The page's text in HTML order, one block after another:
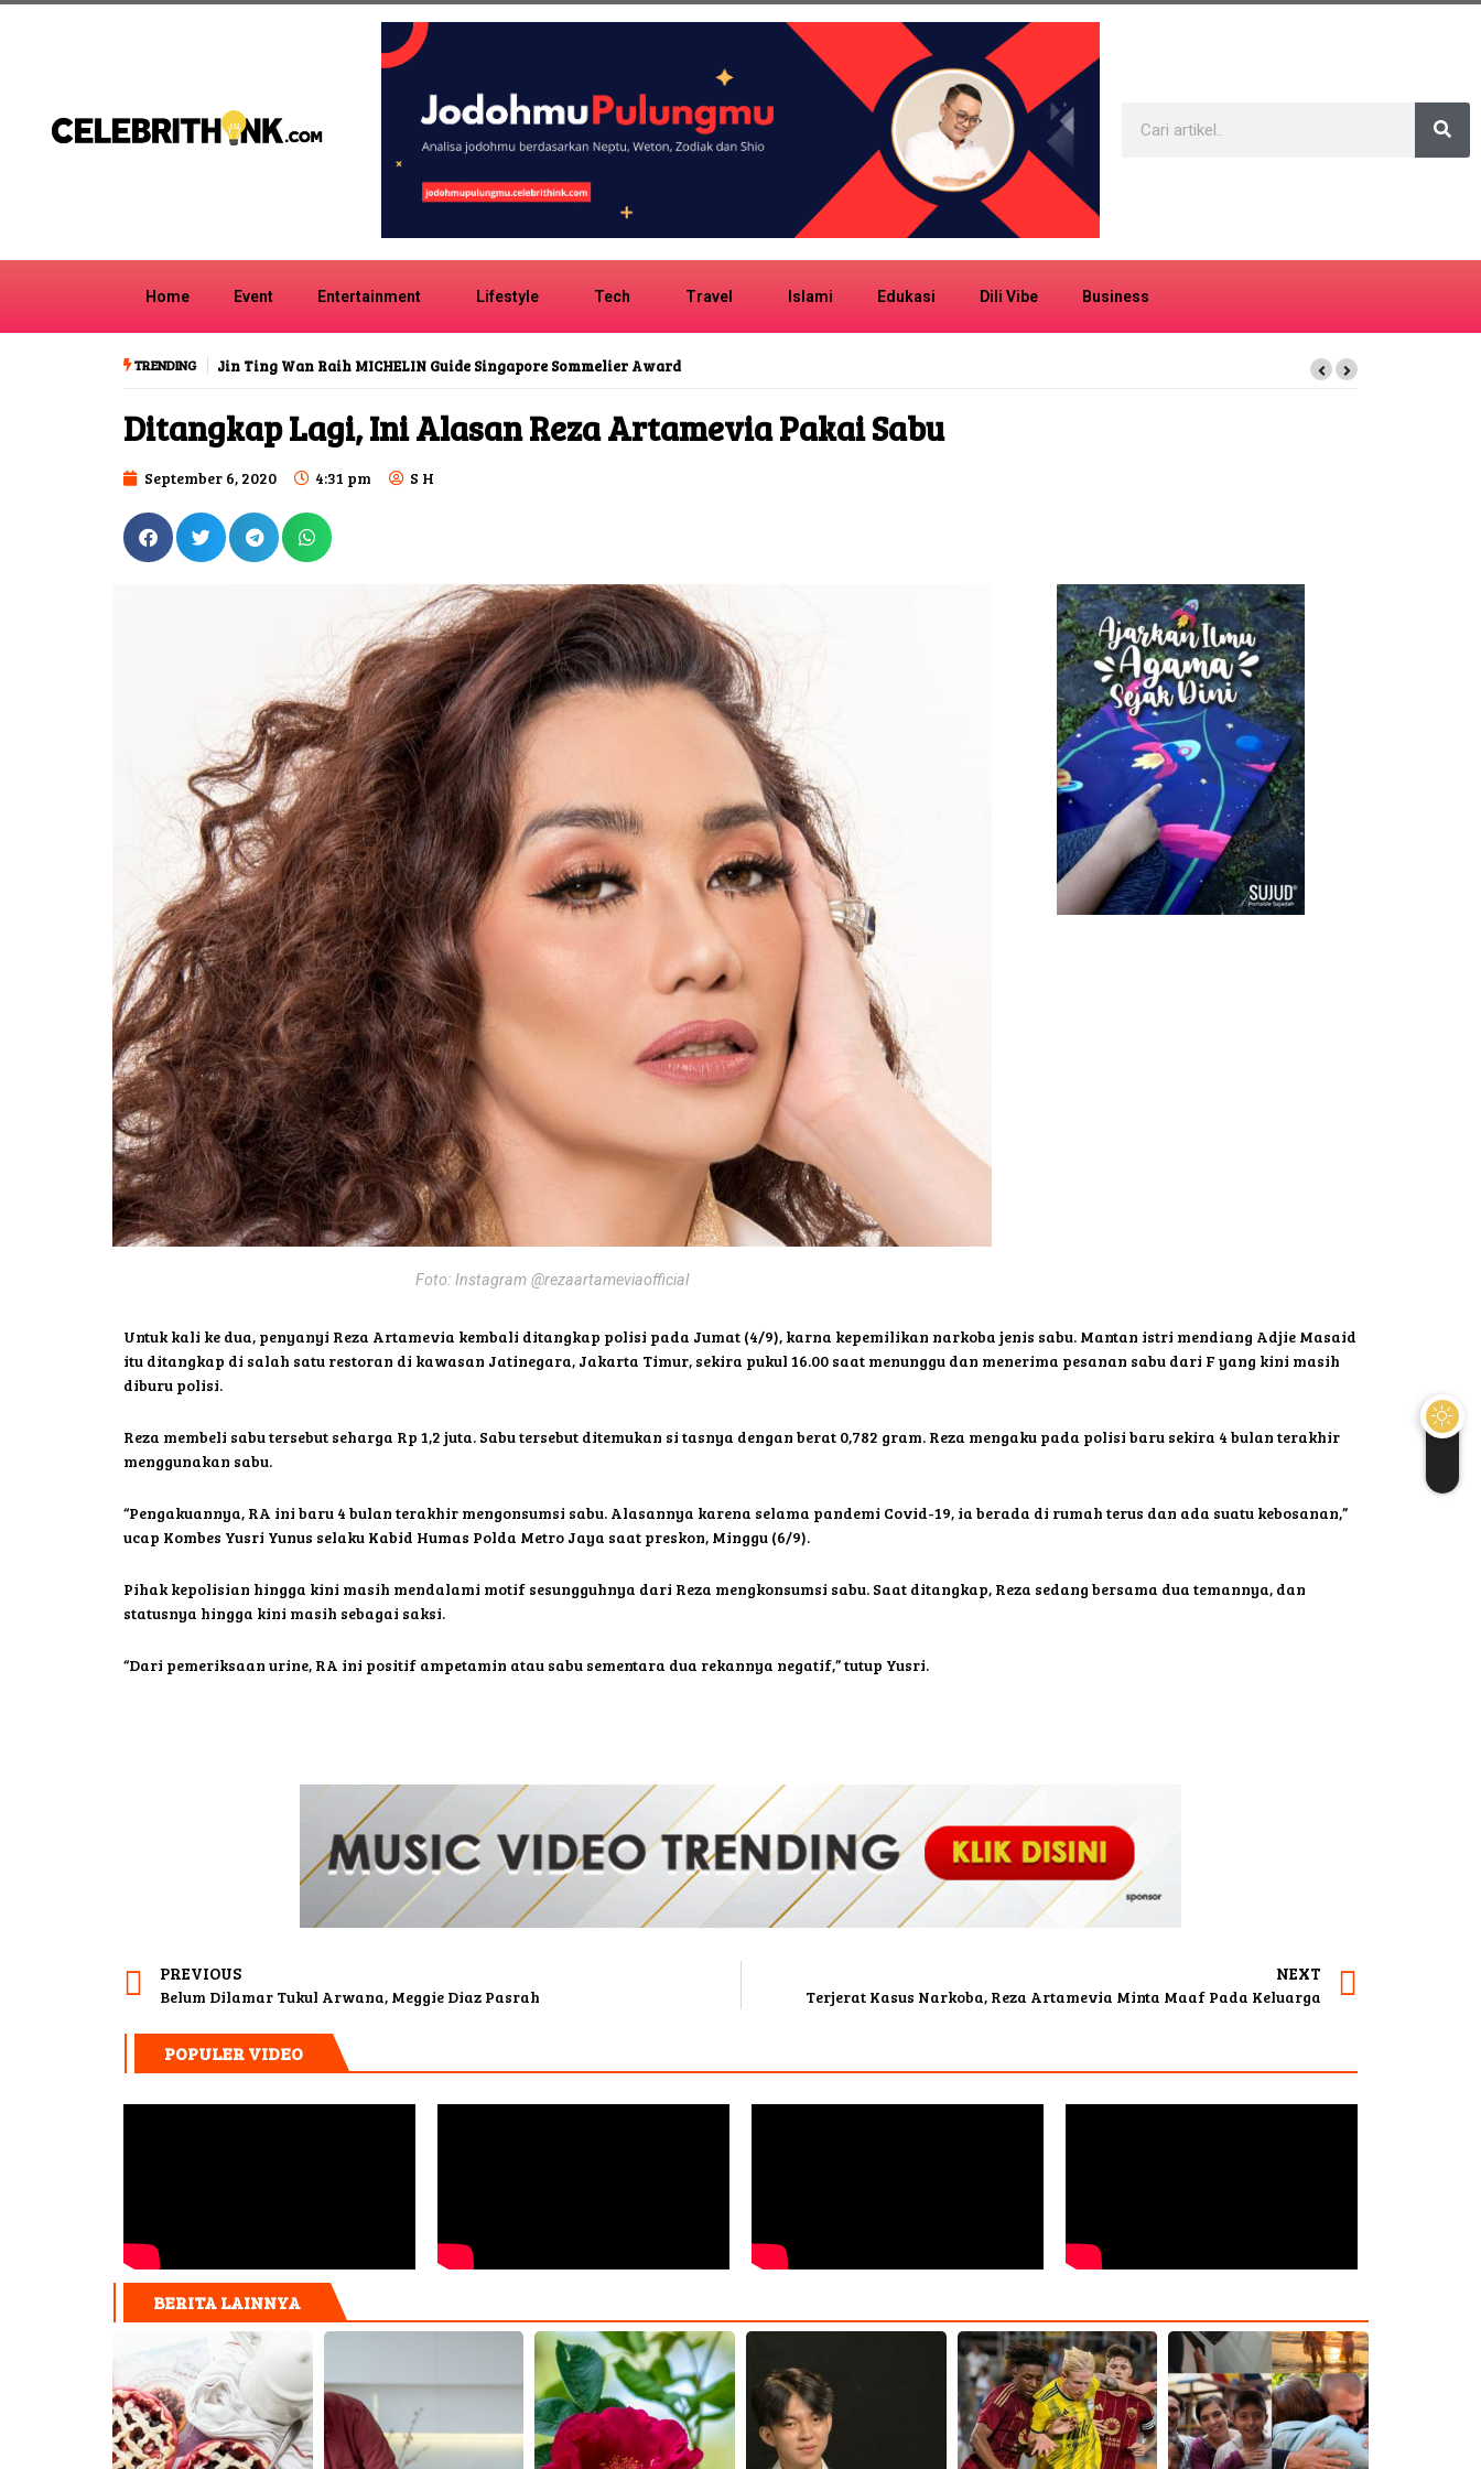
Home Event Entertainment Lifestyle Tech Travel Islami Edukasi Dili Vibe Business
TRENDING Jin Ting Wan Raih MICHELIN Guide Singapore Sommelier Award
Ditangkap Lagi, Ini Alasan Reza Artamevia Pakai Sabu
September 6, 2020 4:31 pm S H
Foto: Instagram @rezaartameviaofficial
Untuk kali ke dua, penyanyi Reza Artamevia kembali ditangkap polisi pada Jumat (4/9), karna kepemilikan narkoba jenis sabu. Mantan istri mendiang Adjie Masaid
itu ditangkap di salah satu restoran di kawasan Jatinegara, Jakarta Timur, sekira pukul 16.00 saat menunggu dan menerima pesanan sabu dari F yang kini masih
diburu polisi.
Reza membeli sabu tersebut seharga Rp 1,2 juta. Sabu tersebut ditemukan si tasnya dengan berat 0,782 gram. Reza mengaku pada polisi baru sekira 4 bulan terakhir
menggunakan sabu.
“Pengakuannya, RA ini baru 4 bulan terakhir mengonsumsi sabu. Alasannya karena selama pandemi Covid-19, ia berada di rumah terus dan ada suatu kebosanan,”
ucap Kombes Yusri Yunus selaku Kabid Humas Polda Metro Jaya saat preskon, Minggu (6/9).
Pihak kepolisian hingga kini masih mendalami motif sesungguhnya dari Reza mengkonsumsi sabu. Saat ditangkap, Reza sedang bersama dua temannya, dan
statusnya hingga kini masih sebagai saksi.
“Dari pemeriksaan urine, RA ini positif ampetamin atau sabu sementara dua rekannya negatif,” tutup Yusri.
PREVIOUS
Belum Dilamar Tukul Arwana, Meggie Diaz Pasrah
NEXT
Terjerat Kasus Narkoba, Reza Artamevia Minta Maaf Pada Keluarga
POPULER VIDEO
BERITA LAINNYA